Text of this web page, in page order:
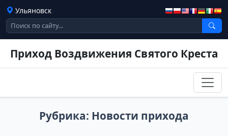
Ульяновск
Приход Воздвижения Святого Креста
Рубрика: Новости прихода